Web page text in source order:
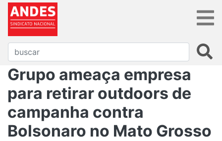
Grupo ameaça empresa
para retirar outdoors de
campanha contra
Bolsonaro no Mato Grosso